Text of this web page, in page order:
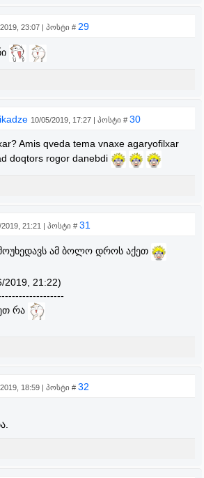
23:07 | პოსტი # 29
10/05/2019, 17:27 | პოსტი # 30
Amis qveda tema vnaxe agaryofilxar
doqtors rogor danebdi
2019, 21:21 | პოსტი # 31
ამ ბოლო დროს აქეთ
2019, 21:22)
რა
18:59 | პოსტი # 32